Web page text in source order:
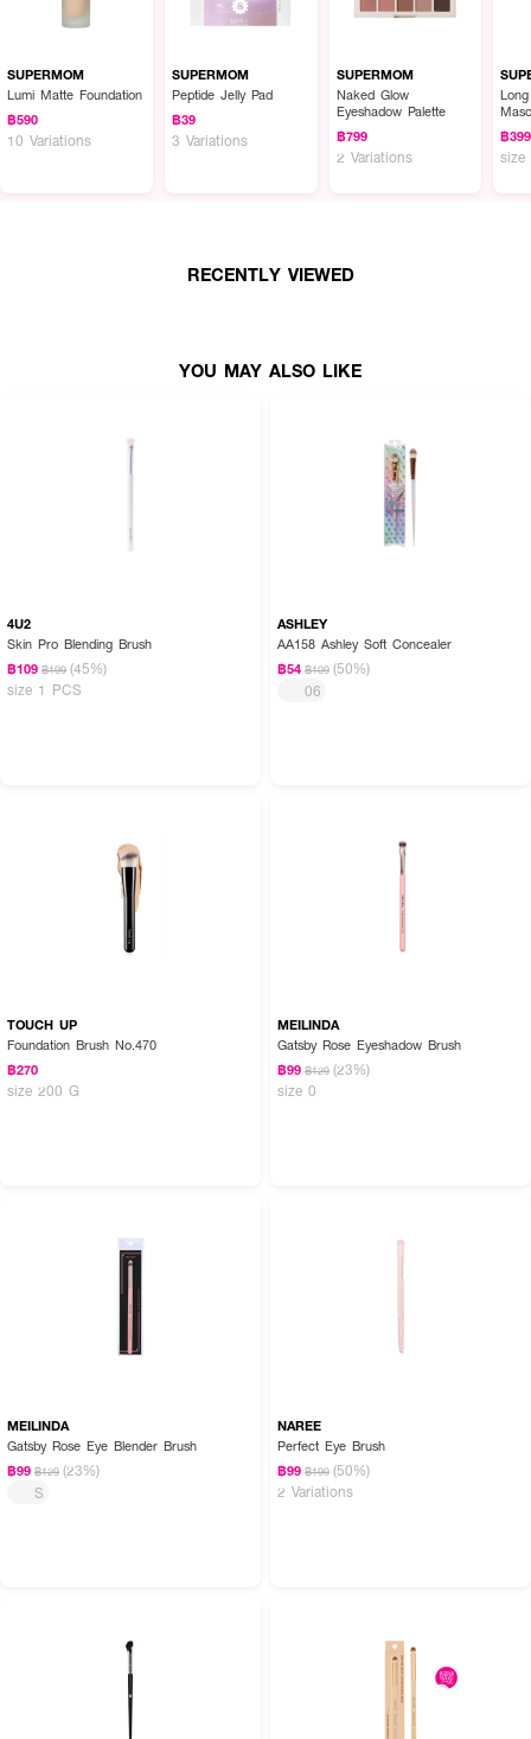
SUPERMOM
Lumi Matte Foundation
฿590
10 Variations
SUPERMOM
Peptide Jelly Pad
฿39
3 Variations
SUPERMOM
Naked Glow
Eyeshadow Palette
฿799
2 Variations
฿399
size
RECENTLY VIEWED
YOU MAY ALSO LIKE
4U2
Skin Pro Blending Brush
฿109 ฿199 (45%)
size 1 PCS
ASHLEY
AA158 Ashley Soft Concealer
฿54 ฿109 (50%)
06
TOUCH UP
Foundation Brush No.470
฿270
size 200 G
MEILINDA
Gatsby Rose Eyeshadow Brush
฿99 ฿129 (23%)
size 0
MEILINDA
Gatsby Rose Eye Blender Brush
฿99 ฿129 (23%)
S
NAREE
Perfect Eye Brush
฿99 ฿199 (50%)
2 Variations